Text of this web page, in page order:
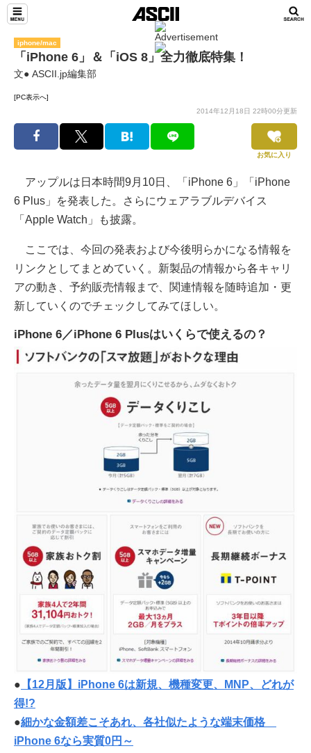
iphone/mac
「iPhone 6」＆「iOS 8」全力徹底特集！
文● ASCII.jp編集部
[PC表示へ]
2014年12月18日 22時00分更新
お気に入り
アップルは日本時間9月10日、「iPhone 6」「iPhone
6 Plus」を発表した。さらにウェアラブルデバイス
「Apple Watch」も披露。
ここでは、今回の発表および今後明らかになる情報を
リンクとしてまとめていく。新製品の情報から各キャリ
アの動き、予約販売情報まで、関連情報を随時追加・更
新していくのでチェックしてみてほしい。
iPhone 6／iPhone 6 Plusはいくらで使えるの？
● 【12月版】iPhone 6は新規、機種変更、MNP、どれが
得!?
●細かな金額差こそあれ、各社似たような端末価格
iPhone 6なら実質0円～